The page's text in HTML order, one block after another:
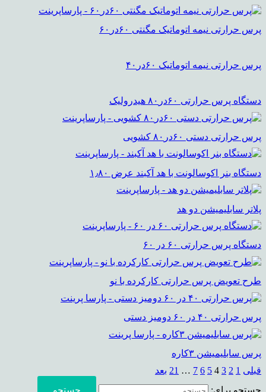
پرس حرارتی نیمه اتوماتیک مگنتی ۶۰در۶۰
پرس حرارتی نیمه اتوماتیک ۶۰در۴۰
دستگاه پرس حرارتی ۶۰در۸۰ هیدرولیک
پرس حرارتی دستی ۶۰در۸۰ کشویی
دستگاه بنر اکوسالونت با هد آکبند عرض ۱٫۸۰
پلاتر سابلیمیشن دو هد
دستگاه پرس حرارتی ۶۰ در ۶۰
طرح تعویض پرس حرارتی کارکرده با نو
پرس حرارتی ۴۰ در ۶۰ دومیز دستی
پرس سابلیمیشن ۳کاره
قبلی 1
2
3
4
5
6
7
…
21 بعد